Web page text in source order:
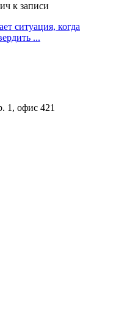
к записи
ситуация, когда
...
1, офис 421